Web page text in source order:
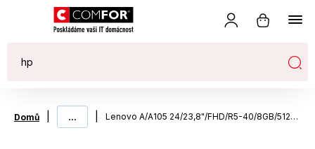
Domů ... Lenovo A/A105 24/23,8"/FHD/R5-40/8GB/512GB/AMD int/W11H/Šedá/2R